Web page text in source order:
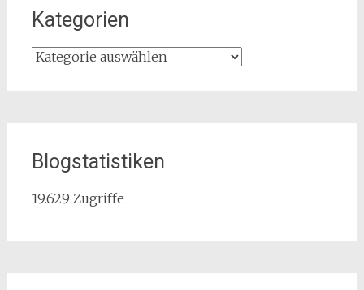
Kategorien
Kategorien
Blogstatistiken
19.629 Zugriffe